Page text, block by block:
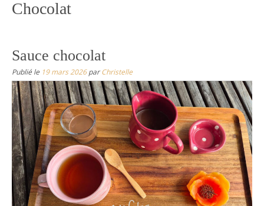
Chocolat
Sauce chocolat
Publié le 19 mars 2026parChristelle